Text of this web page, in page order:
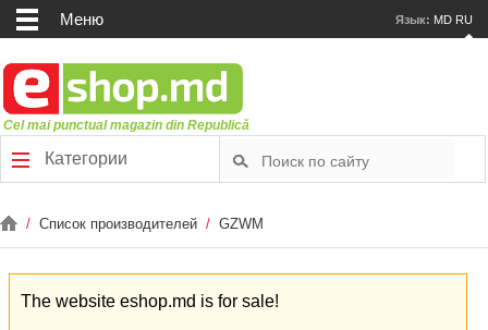
Меню Язык: MD RU
Cel mai punctual magazin din Republică
Категории
/ Список производителей / GZWM
The website eshop.md is for sale!